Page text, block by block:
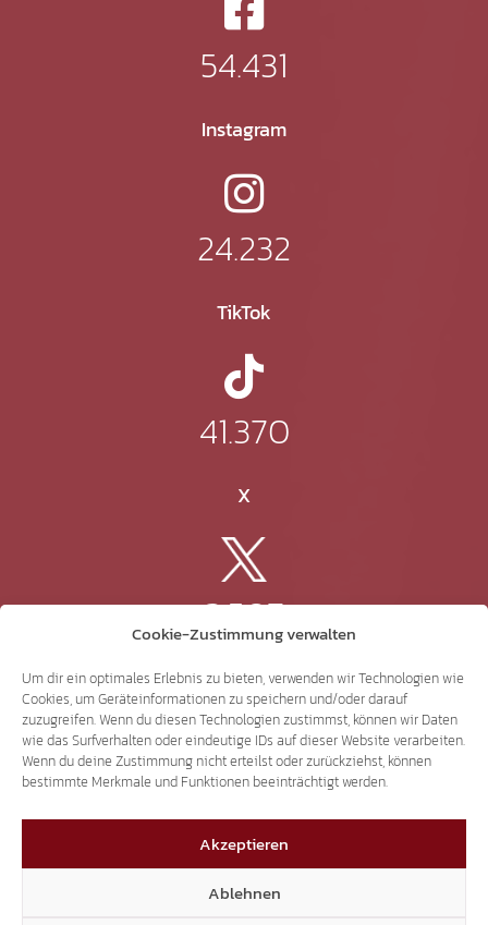
Cookie-Zustimmung verwalten
Um dir ein optimales Erlebnis zu bieten, verwenden wir Technologien wie
Cookies, um Geräteinformationen zu speichern und/oder darauf
zuzugreifen. Wenn du diesen Technologien zustimmst, können wir Daten
wie das Surfverhalten oder eindeutige IDs auf dieser Website verarbeiten.
Wenn du deine Zustimmung nicht erteilst oder zurückziehst, können
bestimmte Merkmale und Funktionen beeinträchtigt werden.
Akzeptieren
Ablehnen
54.431
Instagram
24.232
TikTok
41.370
X
3.507
Threads
3.401
YouTube